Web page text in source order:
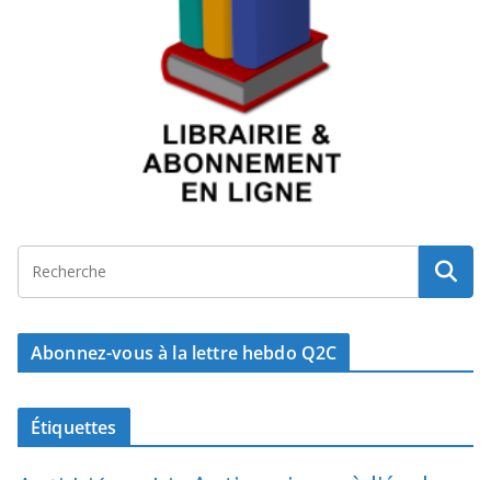
Abonnez-vous à la lettre hebdo Q2C
Étiquettes